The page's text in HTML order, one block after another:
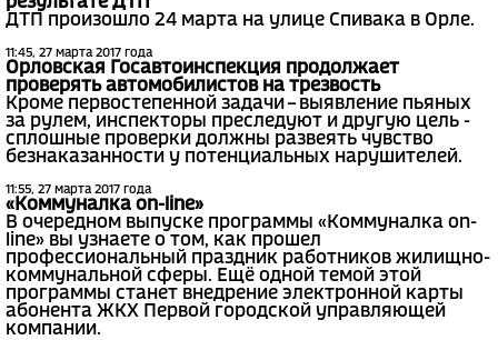
ДТП произошло 24 марта на улице Спивака в Орле.
11:45, 27 марта 2017 года
Орловская Госавтоинспекция продолжает
проверять автомобилистов на трезвость
Кроме первостепенной задачи – выявление пьяных
за рулем, инспекторы преследуют и другую цель -
сплошные проверки должны развеять чувство
безнаказанности у потенциальных нарушителей.
11:55, 27 марта 2017 года
«Коммуналка on-line»
В очередном выпуске программы «Коммуналка on-
line» вы узнаете о том, как прошел
профессиональный праздник работников жилищно-
коммунальной сферы. Ещё одной темой этой
программы станет внедрение электронной карты
абонента ЖКХ Первой городской управляющей
компании.